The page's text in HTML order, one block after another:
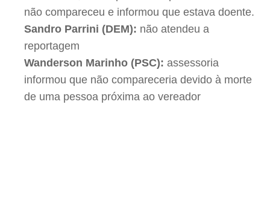
não compareceu e informou que estava doente.
Sandro Parrini (DEM): não atendeu a
reportagem
Wanderson Marinho (PSC): assessoria
informou que não compareceria devido à morte
de uma pessoa próxima ao vereador